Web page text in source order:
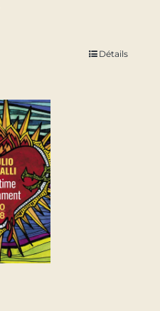
Détails